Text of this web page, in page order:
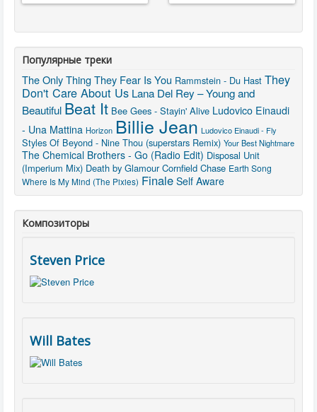
Популярные треки
The Only Thing They Fear Is You Rammstein - Du Hast They
Don't Care About Us Lana Del Rey – Young and
Beautiful Beat It Bee Gees - Stayin' Alive Ludovico Einaudi
- Una Mattina Horizon Billie Jean Ludovico Einaudi - Fly
Styles Of Beyond - Nine Thou (superstars Remix) Your Best Nightmare
The Chemical Brothers - Go (Radio Edit) Disposal Unit
(Imperium Mix) Death by Glamour Cornfield Chase Earth Song
Where Is My Mind (The Pixies) Finale Self Aware
Композиторы
Steven Price
Will Bates